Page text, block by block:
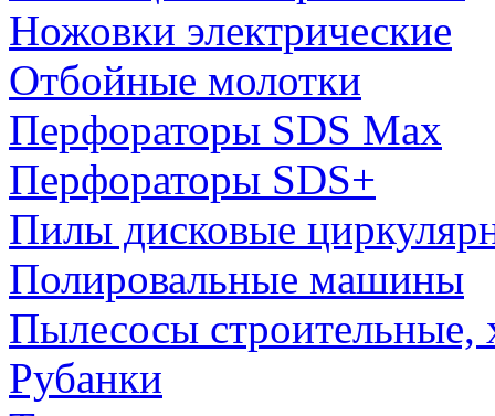
Ножовки электрические
Отбойные молотки
Перфораторы SDS Max
Перфораторы SDS+
Пилы дисковые
Полировальные машины
Пылесосы строительные,
Рубанки